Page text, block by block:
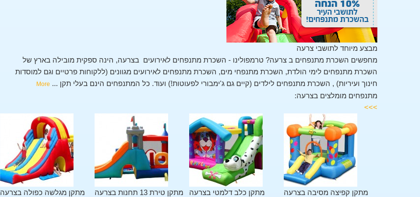
מבצע מיוחד לתושבי צרעה
מחפשים השכרת מתנפחים ב צרעה? טרמפולינו - השכרת מתנפחים לאירועים בצרעה, הינה ספקית מובילה בארץ של
השכרת מתנפחים לימי הולדת, השכרת מתנפחי מים, השכרת מתנפחים לאירועים מגוונים (ללקוחות פרטיים וגם למוסדות
חינוך ועיריות) , השכרת מתנפחים לילדים (קיים גם ג'ימבורי לפעוטות!) ועוד. כל המתנפחים הינם בעלי תקן ...
More
מתנפחים מומלצים בצרעה:
>>>
מתקן מגלשה כפולה בצרעה
מתקן טירת 13 תחנות בצרעה
מתקן כלב דלמטי בצרעה
מתקן קפיצה מסיבה בצרעה